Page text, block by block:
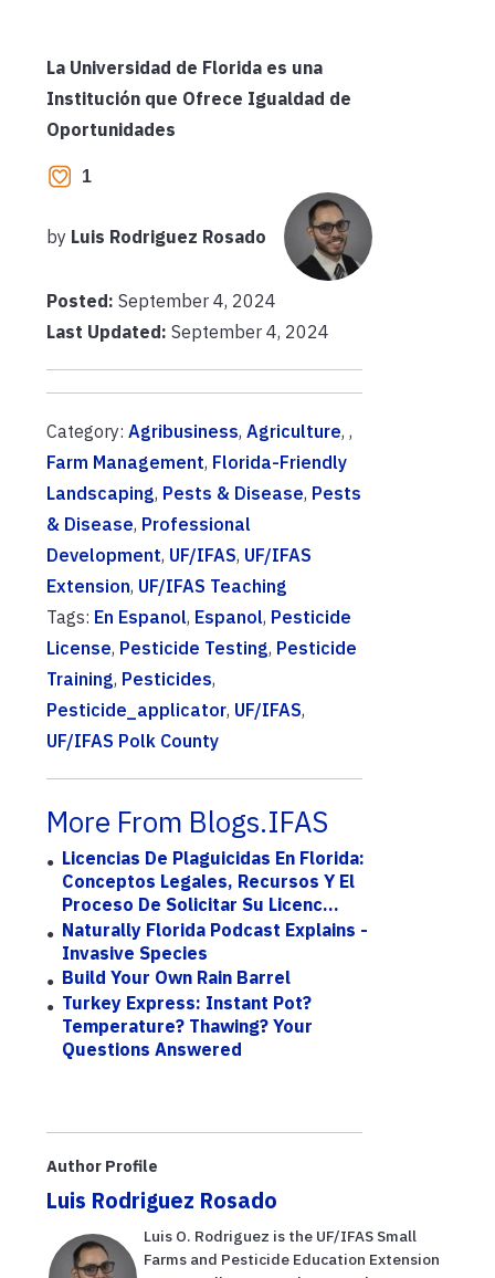
La Universidad de Florida es una
Institución que Ofrece Igualdad de
Oportunidades
1
by Luis Rodriguez Rosado
Posted: September 4, 2024
Last Updated: September 4, 2024
Category: Agribusiness, Agriculture, ,
Farm Management, Florida-Friendly
Landscaping, Pests & Disease, Pests
& Disease, Professional
Development, UF/IFAS, UF/IFAS
Extension, UF/IFAS Teaching
Tags: En Espanol, Espanol, Pesticide
License, Pesticide Testing, Pesticide
Training, Pesticides,
Pesticide_applicator, UF/IFAS,
UF/IFAS Polk County
More From Blogs.IFAS
Licencias De Plaguicidas En Florida:
Conceptos Legales, Recursos Y El
Proceso De Solicitar Su Licenc...
Naturally Florida Podcast Explains -
Invasive Species
Build Your Own Rain Barrel
Turkey Express: Instant Pot?
Temperature? Thawing? Your
Questions Answered
Author Profile
Luis Rodriguez Rosado
Luis O. Rodriguez is the UF/IFAS Small
Farms and Pesticide Education Extension